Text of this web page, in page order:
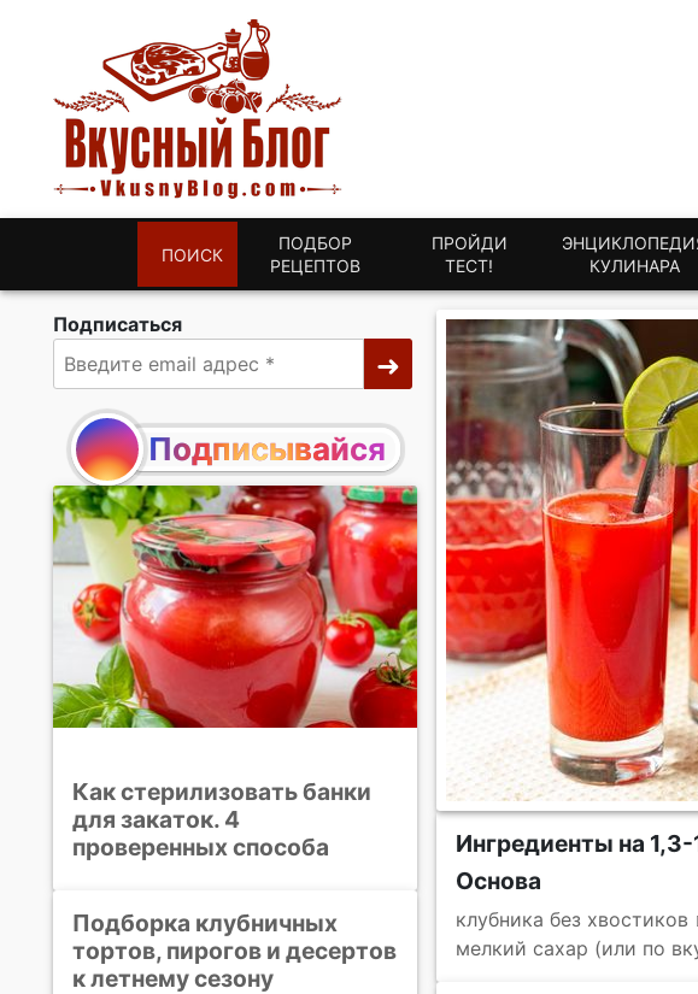
ПОИСК
ПОДБОР
РЕЦЕПТОВ
ПРОЙДИ
ТЕСТ!
КУЛИНАРА
Ингредиенты на 1,3-
Основа
клубника без хвостиков
мелкий сахар (или по
Подписаться
Подписывайся
Как стерилизовать банки
для закаток. 4
проверенных способа
Подборка клубничных
тортов, пирогов и десертов
к летнему сезону